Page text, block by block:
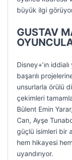
büyük ilgi
GUSTAV
Disney+’ın
başarılı
unsurlarla örülü
çekimleri
Bülent Emin
Can, Ayşe
güçlü isimleri bir
hem hikayesi
uyandırıyor.